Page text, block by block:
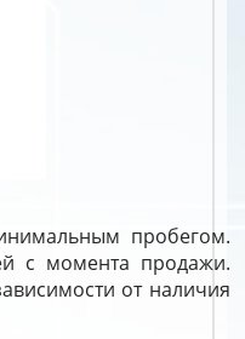
пробегом.
с момента продажи.
от наличия